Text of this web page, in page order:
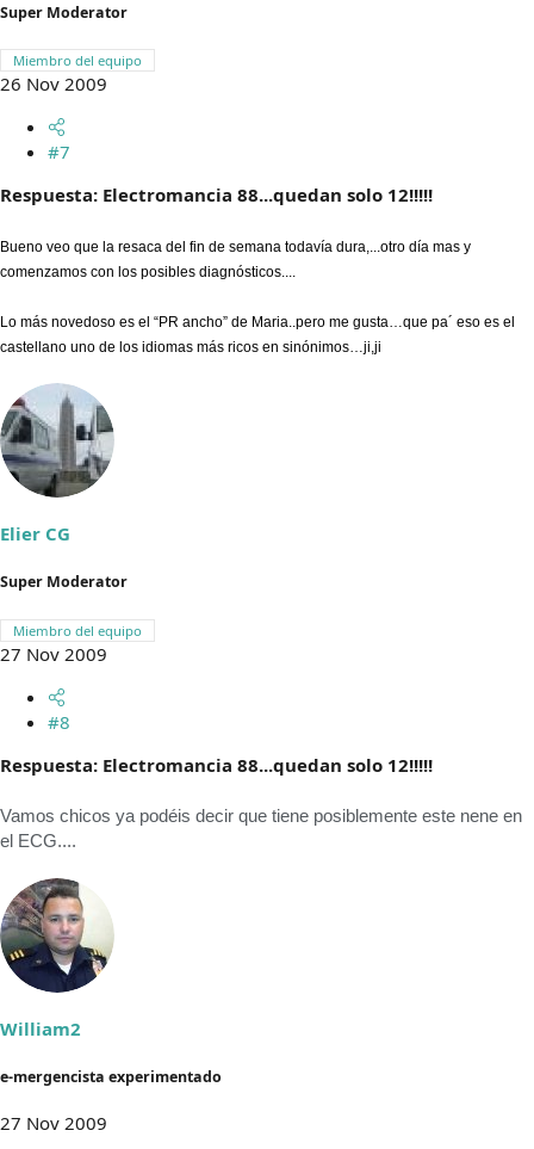
Super Moderator
Miembro del equipo
26 Nov 2009
#7
Respuesta: Electromancia 88...quedan solo 12!!!!!
Bueno veo que la resaca del fin de semana todavía dura,...otro día mas y
comenzamos con los posibles diagnósticos....
Lo más novedoso es el “PR ancho” de Maria..pero me gusta…que pa´ eso es el
castellano uno de los idiomas más ricos en sinónimos…ji,ji
Elier CG
Super Moderator
Miembro del equipo
27 Nov 2009
#8
Respuesta: Electromancia 88...quedan solo 12!!!!!
Vamos chicos ya podéis decir que tiene posiblemente este nene en
el ECG....
William2
e-mergencista experimentado
27 Nov 2009